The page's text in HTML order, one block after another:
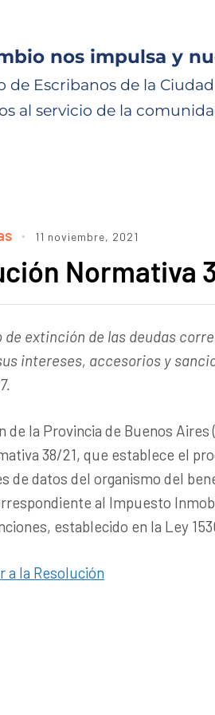
nos impulsa y
de Escribanos de la
al servicio de la
11 noviembre, 2021
Normativa
extinción de las deudas
intereses, accesorios y
de la Provincia de Buenos Aires
38/21, que establece el
de datos del organismo del
al Impuesto
establecido en la Ley
a la Resolución